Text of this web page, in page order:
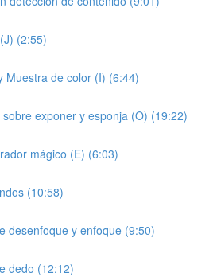
(2:55)
Muestra de color (I) (6:44)
exponer y esponja (O) (19:22)
mágico (E) (6:03)
(10:58)
desenfoque y enfoque (9:50)
dedo (12:12)